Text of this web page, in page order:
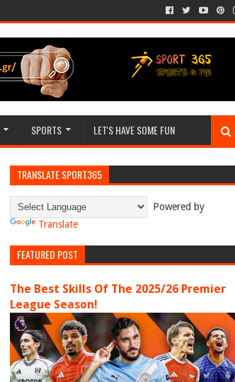
SPORTS LET'S HAVE SOME FUN
TRANSLATE SPORT365
Powered by
Translate
FEATURED POST
The Best Skills Of The 2025/26 Premier
League Season!